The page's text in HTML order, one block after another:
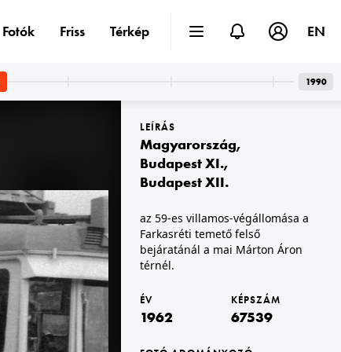
1962 · Magyarország
LEÍRÁS
Magyarország,
Budapest XI.,
Budapest XII.
az 59-es villamos-végállomása a
Farkasréti temető felső
bejáratánál a mai Márton Áron
térnél.
ÉV
1962
KÉPSZÁM
67539
Fotók Friss Térkép EN
1990